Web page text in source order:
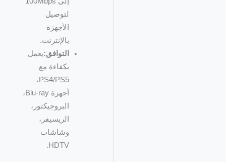
لتوصيل
الأجهزة
بالإنترنت.
التوافق:يعمل
بكفاءة مع
PS4/PS5،
أجهزة Blu-ray،
البروجيكتور،
الريسيفر،
وشاشات
HDTV.